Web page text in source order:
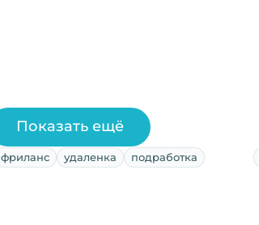
фриланс удаленка подработка
Показать ещё